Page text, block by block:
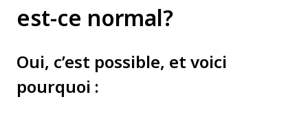
est-ce normal?
Oui, c’est possible, et voici
pourquoi :